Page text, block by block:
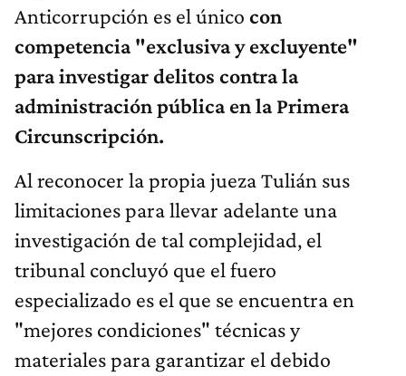
Anticorrupción es el único con
competencia "exclusiva y excluyente"
para investigar delitos contra la
administración pública en la Primera
Circunscripción.
Al reconocer la propia jueza Tulián sus
limitaciones para llevar adelante una
investigación de tal complejidad, el
tribunal concluyó que el fuero
especializado es el que se encuentra en
"mejores condiciones" técnicas y
materiales para garantizar el debido